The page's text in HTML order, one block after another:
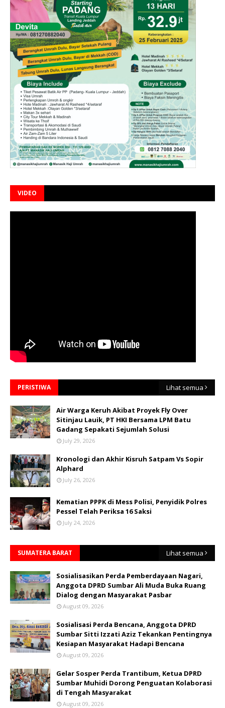
VIDEO
PERISTIWA Lihat semua
Air Warga Keruh Akibat Proyek Fly Over
Sitinjau Lauik, PT HKI Bersama LPM Batu
Gadang Sepakati Sejumlah Solusi
July 29, 2026
Kronologi dan Akhir Kisruh Satpam Vs Sopir
Alphard
July 26, 2026
Kematian PPPK di Mess Polisi, Penyidik Polres
Pessel Telah Periksa 16 Saksi
July 24, 2026
SUMATERA BARAT Lihat semua
Sosialisasikan Perda Pemberdayaan Nagari,
Anggota DPRD Sumbar Ali Muda Buka Ruang
Dialog dengan Masyarakat Pasbar
August 09, 2026
Sosialisasi Perda Bencana, Anggota DPRD
Sumbar Sitti Izzati Aziz Tekankan Pentingnya
Kesiapan Masyarakat Hadapi Bencana
August 09, 2026
Gelar Sosper Perda Trantibum, Ketua DPRD
Sumbar Muhidi Dorong Penguatan Kolaborasi
di Tengah Masyarakat
August 09, 2026